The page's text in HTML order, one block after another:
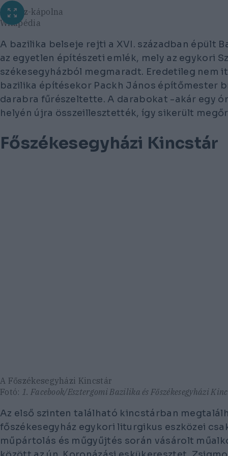
Bakócz-kápolna
Wikipédia
A bazilika belseje rejti a XVI. században épült
az egyetlen építészeti emlék, mely az egykori
székesegyházból megmaradt. Eredetileg nem
bazilika építésekor Packh János építőmester
darabra fűrészeltette. A darabokat -akár egy
helyén újra összeillesztették, így sikerült
Főszékesegyházi Kincstár
A Főszékesegyházi Kincstár
Fotó: 1. Facebook/Esztergomi Bazilika és Főszékesegyházi
Az első szinten található kincstárban
főszékesegyház egykori liturgikus eszközei
műpártolás és műgyűjtés során vásárolt